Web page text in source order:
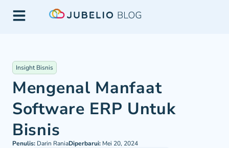
Insight Bisnis
Mengenal Manfaat
Software ERP Untuk
Bisnis
Penulis: Darin RaniaDiperbarui: Mei 20, 2024